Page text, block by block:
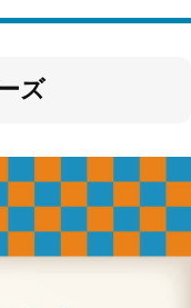
ズ